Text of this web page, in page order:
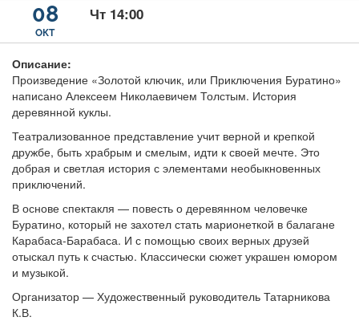
08
ОКТ
Чт 14:00
Описание:
Произведение «Золотой ключик, или Приключения Буратино»
написано Алексеем Николаевичем Толстым. История
деревянной куклы.
Театрализованное представление учит верной и крепкой
дружбе, быть храбрым и смелым, идти к своей мечте. Это
добрая и светлая история с элементами необыкновенных
приключений.
В основе спектакля — повесть о деревянном человечке
Буратино, который не захотел стать марионеткой в балагане
Карабаса-Барабаса. И с помощью своих верных друзей
отыскал путь к счастью. Классически сюжет украшен юмором
и музыкой.
Организатор — Художественный руководитель Татарникова
К.В.